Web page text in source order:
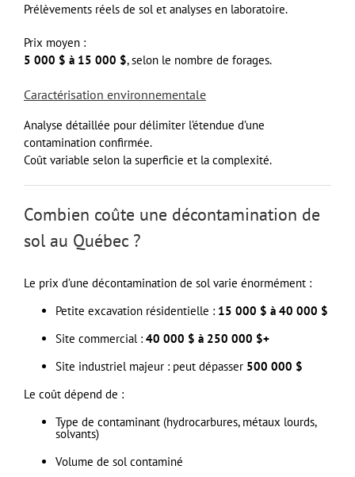
Prélèvements réels de sol et analyses en laboratoire.
Prix moyen :
5 000 $ à 15 000 $, selon le nombre de forages.
Caractérisation environnementale
Analyse détaillée pour délimiter l’étendue d’une
contamination confirmée.
Coût variable selon la superficie et la complexité.
Combien coûte une décontamination de
sol au Québec ?
Le prix d’une décontamination de sol varie énormément :
Petite excavation résidentielle : 15 000 $ à 40 000 $
Site commercial : 40 000 $ à 250 000 $+
Site industriel majeur : peut dépasser 500 000 $
Le coût dépend de :
Type de contaminant (hydrocarbures, métaux lourds,
solvants)
Volume de sol contaminé